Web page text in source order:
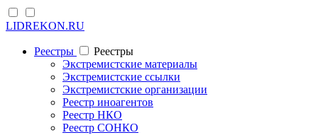
LIDREKON.RU
Реестры
Реестры
Экстремистские материалы
Экстремистские ссылки
Экстремистские организации
Реестр иноагентов
Реестр НКО
Реестр СОНКО